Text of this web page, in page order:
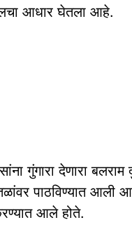
आधार घेतला आहे.
गुंगारा देणारा
पाठविण्यात
आले होते.